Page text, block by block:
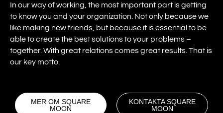
In our way of working, the most important part is getting
to know you and your organization. Not only because we
like making new friends, but because it is essential to be
able to create the best solutions to your problems –
together. With great relations comes great results. That is
our key motto.
MER OM SQUARE
MOON
KONTAKTA SQUARE
MOON